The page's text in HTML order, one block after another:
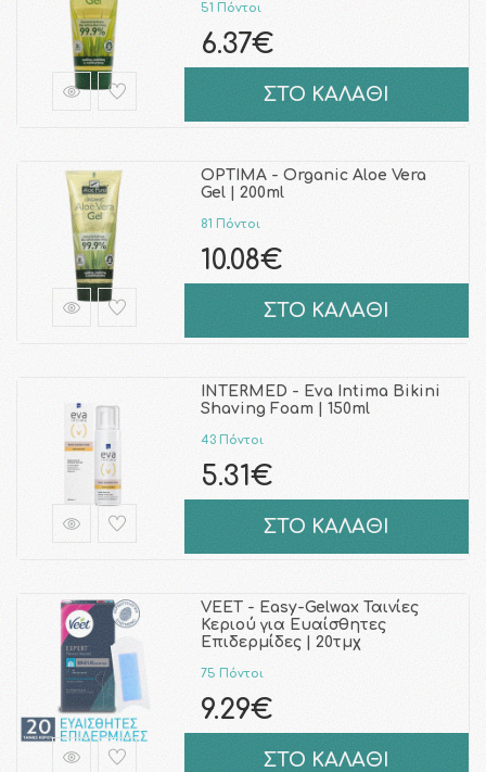
51 Πόντοι
6.37€
ΣΤΟ ΚΑΛΑΘΙ
OPTIMA - Organic Aloe Vera
Gel | 200ml
81 Πόντοι
10.08€
ΣΤΟ ΚΑΛΑΘΙ
INTERMED - Eva Intima Bikini
Shaving Foam | 150ml
43 Πόντοι
5.31€
ΣΤΟ ΚΑΛΑΘΙ
VEET - Easy-Gelwax Ταινίες
Κεριού για Ευαίσθητες
Επιδερμίδες | 20τμχ
75 Πόντοι
9.29€
ΣΤΟ ΚΑΛΑΘΙ